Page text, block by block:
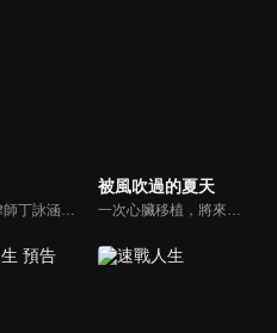
故事聚焦律師丁詠涵與昔日閨蜜羅恩琪的職場競爭，兩人因過往情感糾葛產生矛盾。為應對競爭壓力，丁詠涵被迫與私家偵探林振斌合作調查多宗遺產案件，從對立逐漸發展為默契搭檔。隨著劇情推進，丁詠涵意外揭開身世之謎，發現林振斌竟是其親生父親，案件調查與血緣真相相互交織。
被風吹過的夏天
一次心臟移植，將來自重慶的音樂才女夏遠星和新加坡富家公子洛家恆聯繫了起來。洛家恆獲得了夏遠星的奇妙能力和部分記憶，他跟隨心的指引，和同學戴映希一起來到重慶。他結識了夏遠星的兒時玩伴於笑笑和程風銘，四個年輕人，兩對跨國戀人，一顆牽引起所有人的心臟，歡笑和淚水的戀愛之旅就此展開。